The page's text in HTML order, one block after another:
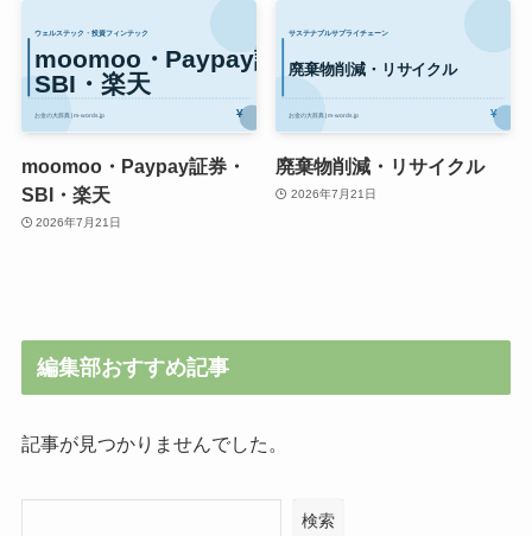
moomoo・Paypay証券・
SBI・楽天
2026年7月21日
廃棄物削減・リサイクル
2026年7月21日
編集部おすすめ記事
記事が見つかりませんでした。
検索